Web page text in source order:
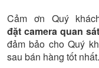
Cảm ơn Quý
đặt camera quan sát
đảm bảo cho Quý
sau bán hàng tốt nhất.